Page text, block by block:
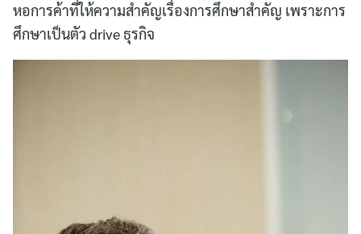
หอการค้าที่ให้ความสำคัญเรื่องการศึกษาสำคัญ เพราะการ
ศึกษาเป็นตัว drive ธุรกิจ